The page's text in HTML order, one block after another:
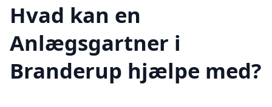
Hvad kan en
Anlægsgartner i
Branderup hjælpe med?